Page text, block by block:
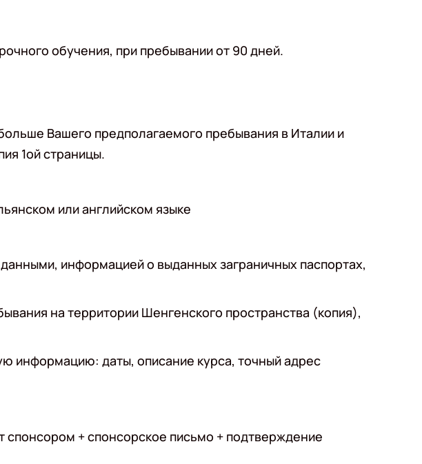
обучения, при пребывании от 90 дней.
Вашего предполагаемого пребывания в Италии и
1ой страницы.
или английском языке
информацией о выданных заграничных паспортах,
на территории Шенгенского пространства (копия),
информацию: даты, описание курса, точный адрес
спонсором + спонсорское письмо + подтверждение